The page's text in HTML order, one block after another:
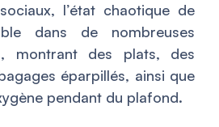
l’état chaotique de
dans de nombreuses
montrant des plats, des
éparpillés, ainsi que
pendant du plafond.